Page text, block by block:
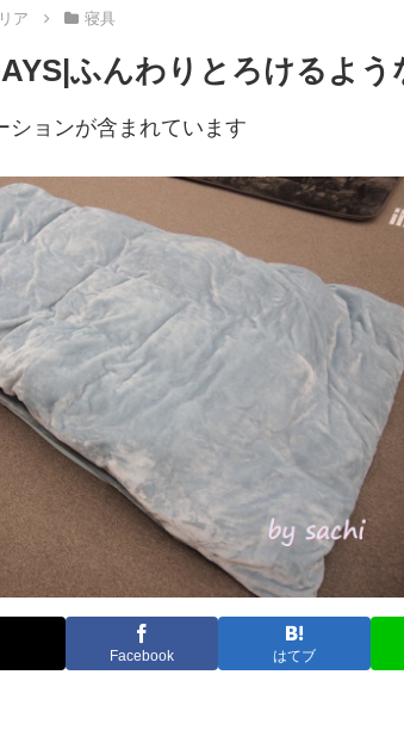
ア 寝具
ふんわりとろけるよう
ションが含まれています
Facebook はてブ